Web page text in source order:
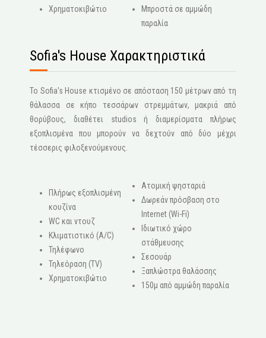
Χρηματοκιβώτιο
Μπροστά σε αμμώδη
παραλία
Sofia's House Χαρακτηριστικά
Το Sofia's House κτισμένο σε απόσταση 150 μέτρων από τη
θάλασσα σε κήπο τεσσάρων στρεμμάτων, μακριά από
θορύβους, διαθέτει studios ή διαμερίσματα πλήρως
εξοπλισμένα που μπορούν να δεχτούν από δύο μέχρι
τέσσερις φιλοξενούμενους.
Πλήρως εξοπλισμένη
κουζίνα
WC και ντουζ
Κλιματιστικό (A/C)
Τηλέφωνο
Τηλεόραση (ΤV)
Χρηματοκιβώτιο
Ατομική ψησταριά
Δωρεάν πρόσβαση στο
Internet (Wi-Fi)
Ιδιωτικό χώρο
στάθμευσης
Σεσουάρ
Ξαπλώστρα θαλάσσης
150μ από αμμώδη παραλία